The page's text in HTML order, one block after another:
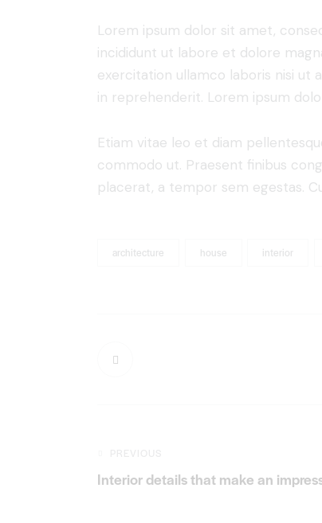
Lorem ipsum dolor sit amet,
incididunt ut labore et dolore
exercitation ullamco laboris nisi ut
in reprehenderit. Lorem ipsum
Etiam vitae leo et diam
commodo ut. Praesent finibus
placerat, a tempor sem egestas.
architecture house interior
Interior details that make an